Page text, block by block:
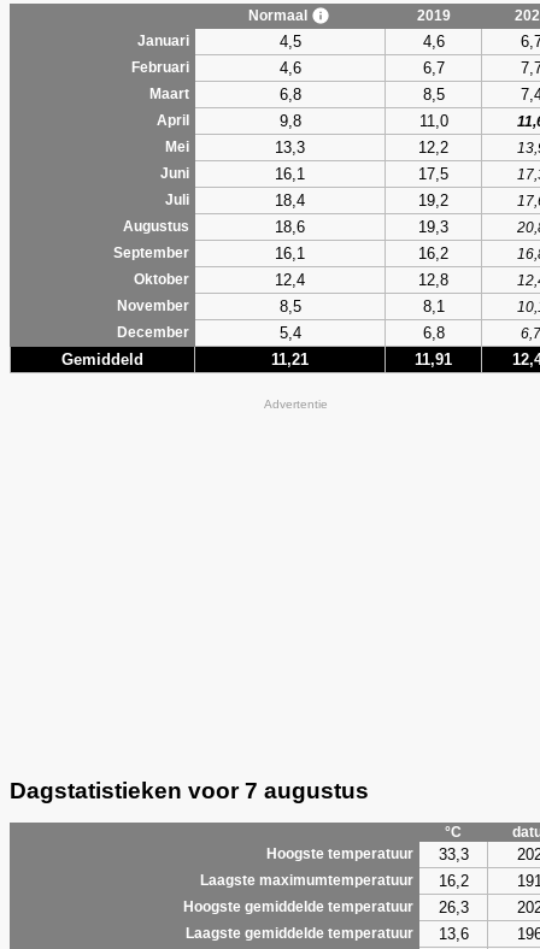
Normaal 2019
Januari
4,5 4,6
Februari 4,6 6,7
Maart 6,8 8,5
April 9,8 11,0
Mei
13,3 12,2
Juni
16,1 17,5
Juli
18,4 19,2
Augustus
18,6 19,3
September
16,1 16,2
Oktober
12,4 12,8
November
8,5 8,1
December
5,4 6,8 6,7
Gemiddeld 11,21 11,91
Advertentie
Dagstatistieken voor 7 augustus
°C
Hoogste temperatuur
33,3
Laagste maximumtemperatuur 16,2
Hoogste gemiddelde temperatuur 26,3
Laagste gemiddelde temperatuur 13,6